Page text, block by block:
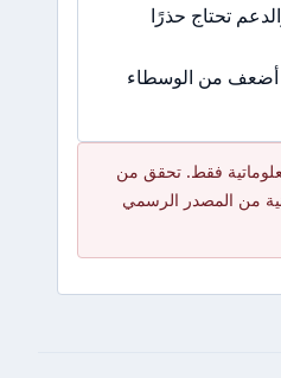
تحتاج حذرًا
أضعف من الوسطاء
فقط. تحقق من
من المصدر الرسمي